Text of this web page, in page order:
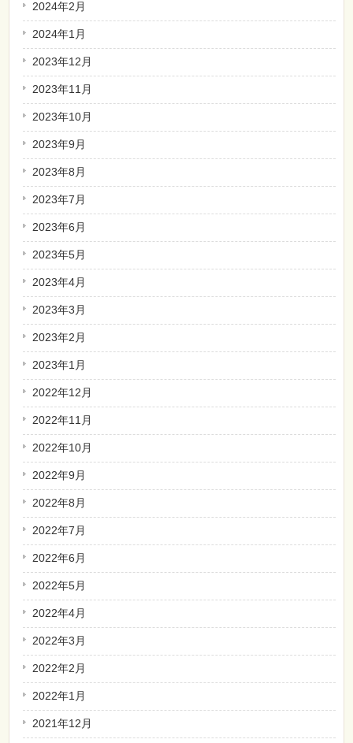
2024年2月
2024年1月
2023年12月
2023年11月
2023年10月
2023年9月
2023年8月
2023年7月
2023年6月
2023年5月
2023年4月
2023年3月
2023年2月
2023年1月
2022年12月
2022年11月
2022年10月
2022年9月
2022年8月
2022年7月
2022年6月
2022年5月
2022年4月
2022年3月
2022年2月
2022年1月
2021年12月